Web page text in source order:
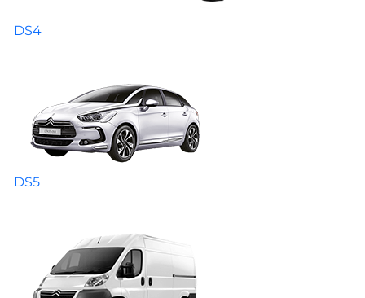
DS4
DS5